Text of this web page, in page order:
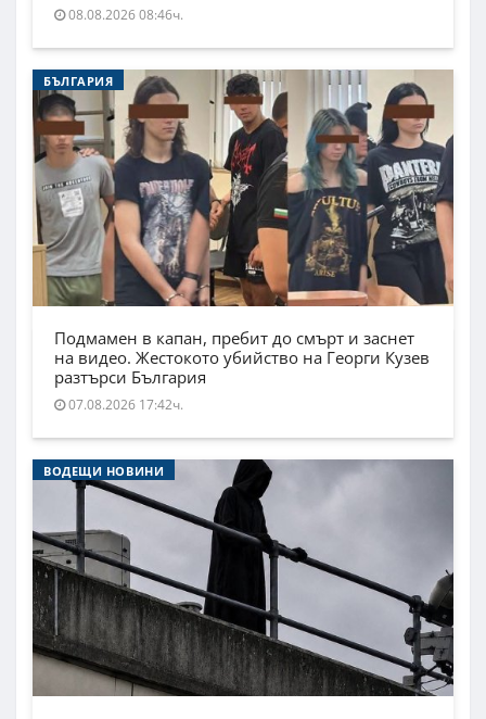
08.08.2026 08:46ч.
БЪЛГАРИЯ
Подмамен в капан, пребит до смърт и заснет
на видео. Жестокото убийство на Георги Кузев
разтърси България
07.08.2026 17:42ч.
ВОДЕЩИ НОВИНИ